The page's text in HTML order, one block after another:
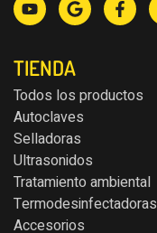
TIENDA
Todos los productos
Autoclaves
Selladoras
Ultrasonidos
Tratamiento ambiental
Termodesinfectadoras
Accesorios